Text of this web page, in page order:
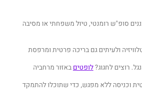
סופ"ש רומנטי, טיול משפחתי או מסיבה
ולעיתים גם בריכה פרטית ומרפסת
רוצים לחגוג?לופטיםבאזור מרחביה
וכניסה ללא מפגש, כדי שתוכלו להתמקד